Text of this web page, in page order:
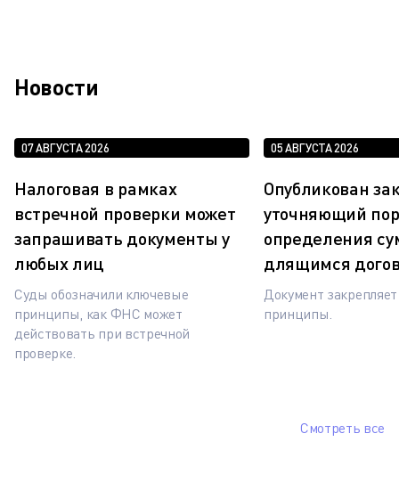
Новости
07 АВГУСТА 2026
Налоговая в рамках
встречной проверки может
запрашивать документы у
любых лиц
Суды обозначили ключевые
принципы, как ФНС может
действовать при встречной
проверке.
05 АВГУСТА 2026
Опубликован
уточняющий
определения
длящимся
Документ
принципы.
Смотреть все